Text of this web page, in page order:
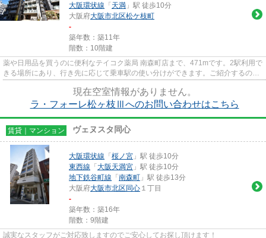
大阪環状線 「 天満 」駅 徒歩10分
大阪府大阪市北区松ケ枝町
-
築年数：築11年
階数：10階建
薬や日用品を買うのに便利なテイコク薬局 南森町店まで、471mです。2駅利用で
きる場所にあり、行き先に応じて乗車駅の使い分けができます。ご紹介するのは
現在空室情報がありません。
ラ・フォーレ松ヶ枝Ⅲへのお問い合わせはこちら
賃貸｜マンション ヴェヌスタ同心
大阪環状線 「 桜ノ宮 」駅 徒歩10分
東西線 「 大阪天満宮 」駅 徒歩10分
地下鉄谷町線 「 南森町 」駅 徒歩13分
大阪府大阪市北区 同心 １丁目
-
築年数：築16年
階数：9階建
誠実なスタッフがご対応致しますのでご安心してお探し頂けます！